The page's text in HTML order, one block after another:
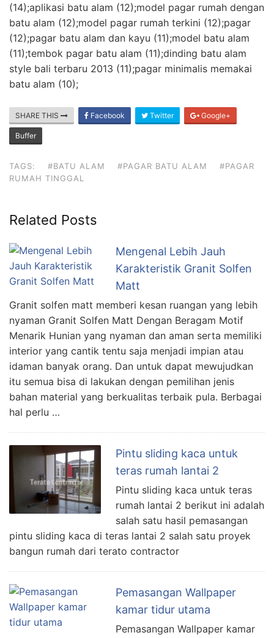
(14);aplikasi batu alam (12);model pagar rumah dengan
batu alam (12);model pagar rumah terkini (12);pagar
(12);pagar batu alam dan kayu (11);model batu alam
(11);tembok pagar batu alam (11);dinding batu alam
style bali terbaru 2013 (11);pagar minimalis memakai
batu alam (10);
SHARE THIS Facebook Twitter Google+
Buffer
TAGS: #BATU ALAM #PAGAR BATU ALAM
#PAGAR
RUMAH TINGGAL
Related Posts
Mengenal Lebih Jauh
Karakteristik Granit Solfen
Matt
Granit solfen matt memberi kesan ruangan yang lebih
nyaman Granit Solfen Matt Dengan Beragam Motif
Menarik Hunian yang nyaman dan aman serta memiliki
interior yang cantik tentu saja menjadi impian atau
idaman banyak orang. Dan untuk dapat mewujudkan
itu semua bisa di lakukan dengan pemilihan jenis
bahan material yang berkualitas terbaik pula. Berbagai
hal perlu …
Pintu sliding kaca untuk
teras rumah lantai 2
Pintu sliding kaca untuk teras
rumah lantai 2 berikut ini adalah
salah satu hasil pemasangan
pintu sliding kaca di teras lantai 2 salah satu proyek
bangun rumah dari terato contractor
Pemasangan Wallpaper
kamar tidur utama
Pemasangan Wallpaper kamar